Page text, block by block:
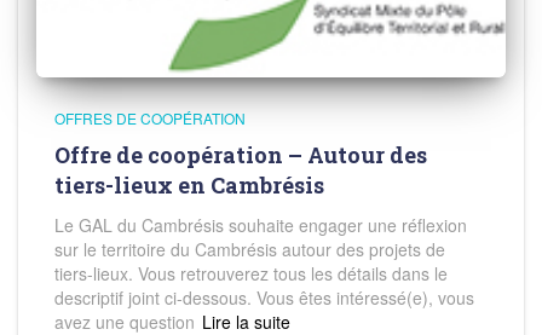
OFFRES DE COOPÉRATION
Offre de coopération – Autour des
tiers-lieux en Cambrésis
Le GAL du Cambrésis souhaite engager une réflexion
sur le territoire du Cambrésis autour des projets de
tiers-lieux. Vous retrouverez tous les détails dans le
descriptif joint ci-dessous. Vous êtes intéressé(e), vous
avez une question Read more